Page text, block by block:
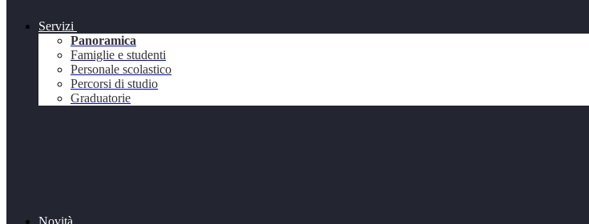
Servizi
Panoramica
Famiglie e studenti
Personale scolastico
Percorsi di studio
Graduatorie